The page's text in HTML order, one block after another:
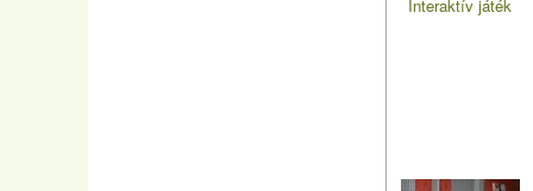
Interaktív játék